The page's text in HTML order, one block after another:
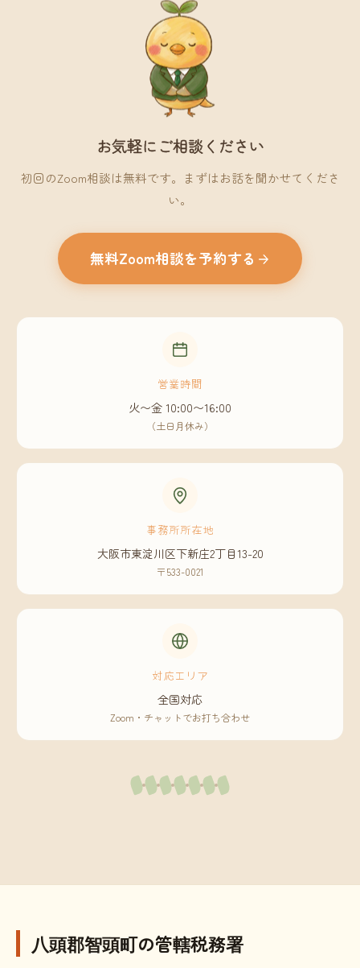
お気軽にご相談ください
初回のZoom相談は無料です。まずはお話を聞かせてくださ
い。
無料Zoom相談を予約する
営業時間
火〜金 10:00〜16:00
（土日月休み）
事務所所在地
大阪市東淀川区下新庄2丁目13-20
〒533-0021
対応エリア
全国対応
Zoom・チャットでお打ち合わせ
八頭郡智頭町の管轄税務署